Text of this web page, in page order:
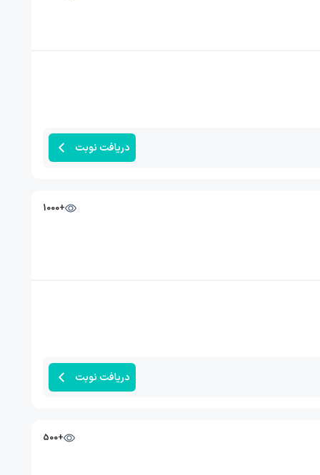
دریافت نوبت
+1000
دریافت نوبت
+500